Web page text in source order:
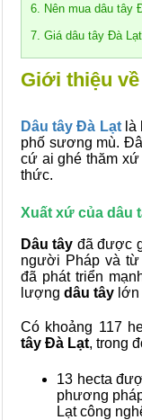
6. Nên mua dâu tây
7. Giá dâu tây Đà
Giới thiệu
Dâu tây Đà Lạtlà
phố sương mù.
cứ ai ghé thăm
thức.
Xuất xứ của dâu
Dâu tây đã được
người Pháp và
đã phát triển
lượng dâu tây
Có khoảng 117
tây Đà Lạt, trong
13 hecta
phương
Lạt công